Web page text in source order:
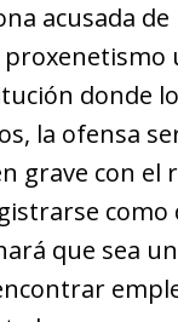
acusada de
donde
la ofensa
grave con el
como
que sea